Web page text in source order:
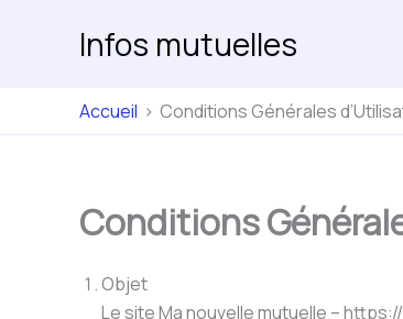
Infos mutuelles
Accueil Conditions Générales
Conditions
Objet
Le site Ma nouvelle mutuelle –